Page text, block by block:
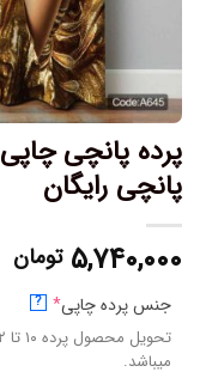
پانچی رایگان
۵,۷۴۰,۰۰۰ تومان
جنس پرده چاپی*
?
میباشد.